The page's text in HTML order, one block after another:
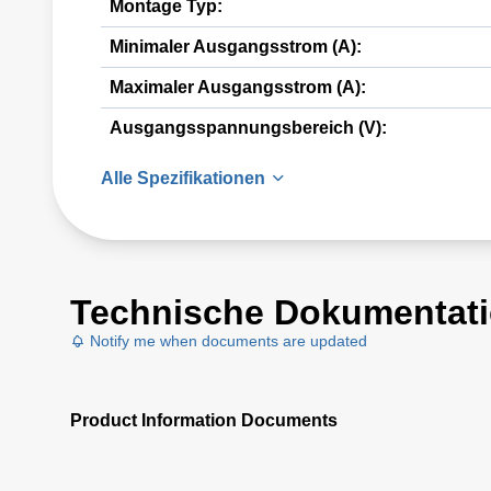
Montage Typ:
Minimaler Ausgangsstrom (A):
Maximaler Ausgangsstrom (A):
Ausgangsspannungsbereich (V):
Alle Spezifikationen
Technische
Notify me when documents are updated
Product Information Documents